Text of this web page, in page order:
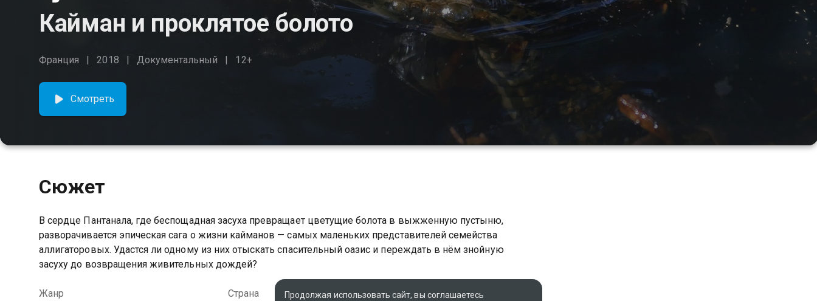
Кайман и проклятое болото
Франция 2018 Документальный 12+
Смотреть
Сюжет
В сердце Пантанала, где беспощадная засуха превращает цветущие болота в выжженную пустыню,
разворачивается эпическая сага о жизни кайманов — самых маленьких представителей семейства
аллигаторовых. Удастся ли одному из них отыскать спасительный оазис и переждать в нём знойную
засуху до возвращения живительных дождей?
Жанр Страна Оригинальное название
Продолжая использовать сайт, вы соглашаетесь